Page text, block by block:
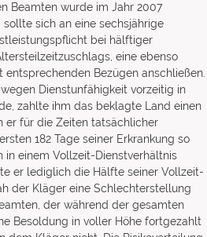
Beamten wurde im Jahr 2007
sich an eine sechsjährige
bei hälftiger
eine ebenso
Bezügen anschließen.
Dienstunfähigkeit vorzeitig in
zahlte ihm das beklagte Land einen
er für die Zeiten tatsächlicher
182 Tage seiner Erkrankung so
einem Vollzeit-Dienstverhältnis
er lediglich die Hälfte seiner Vollzeit-
der Kläger eine Schlechterstellung
der während der gesamten
Besoldung in voller Höhe fortgezahlt